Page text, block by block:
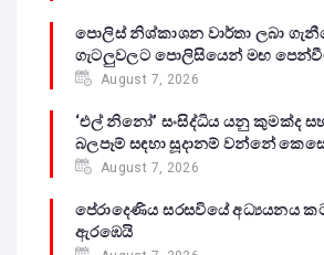
පොලිස් නිශ්කාශන වාර්තා ලබා
ගැටලුවලට පොලිසියෙන් මඟ
August 7, 2026
‘එල් නිනෝ’ සංසිද්ධිය යනු කුමක්ද
බලපෑම් සඳහා සූදානම් වන්නේ
August 7, 2026
පේරාදෙණිය සරසවියේ අධ්‍යයනය
ඇරඹෙයි